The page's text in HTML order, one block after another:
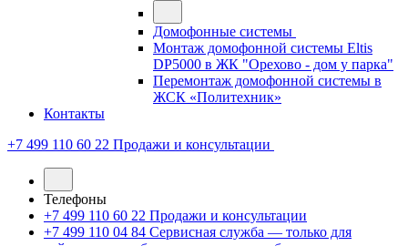
Домофонные системы
Монтаж домофонной системы Eltis
DP5000 в ЖК "Орехово - дом у парка"
Перемонтаж домофонной системы в
ЖСК «Политехник»
Контакты
+7 499 110 60 22 Продажи и консультации
Телефоны
+7 499 110 60 22 Продажи и консультации
+7 499 110 04 84 Сервисная служба — только для